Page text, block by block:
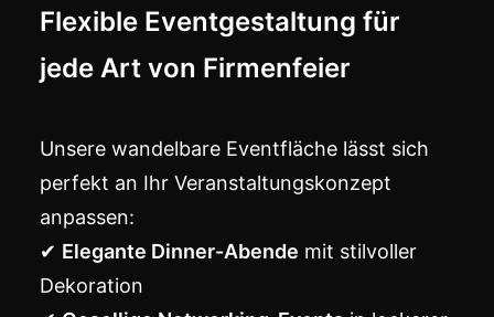
Flexible Eventgestaltung für
jede Art von Firmenfeier
Unsere wandelbare Eventfläche lässt sich
perfekt an Ihr Veranstaltungskonzept
anpassen:
✔ Elegante Dinner-Abende mit stilvoller
Dekoration